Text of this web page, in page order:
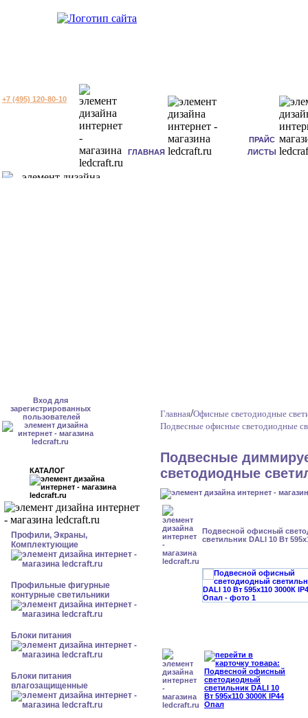
+7 (495) 120-80-10
ГЛАВНАЯ
ПРАЙС
ЛИСТЫ
Вход для
зарегистрированных
пользователей
КАТАЛОГ
Профили, Экраны,
Комплектующие
Профильные фигурные
контурные светильники
Блоки питания
Блоки питания
влагозащищенные
Главная/Офисные светодиодные
Подвесные офисные светодиодные
Подвесные
светодиодные
Подвесной офисный
светильник DALI 10 Вт